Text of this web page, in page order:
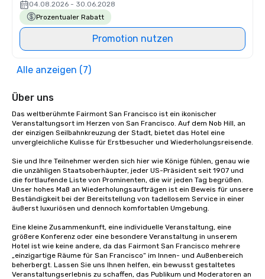
04.08.2026 - 30.06.2028
Prozentualer Rabatt
Promotion nutzen
Alle anzeigen (7)
Über uns
Das weltberühmte Fairmont San Francisco ist ein ikonischer
Veranstaltungsort im Herzen von San Francisco. Auf dem Nob Hill, an
der einzigen Seilbahnkreuzung der Stadt, bietet das Hotel eine
unvergleichliche Kulisse für Erstbesucher und Wiederholungsreisende.
Sie und Ihre Teilnehmer werden sich hier wie Könige fühlen, genau wie
die unzähligen Staatsoberhäupter, jeder US-Präsident seit 1907 und
die fortlaufende Liste von Prominenten, die wir jeden Tag begrüßen.
Unser hohes Maß an Wiederholungsaufträgen ist ein Beweis für unsere
Beständigkeit bei der Bereitstellung von tadellosem Service in einer
äußerst luxuriösen und dennoch komfortablen Umgebung.
Eine kleine Zusammenkunft, eine individuelle Veranstaltung, eine
größere Konferenz oder eine besondere Veranstaltung in unserem
Hotel ist wie keine andere, da das Fairmont San Francisco mehrere
„einzigartige Räume für San Francisco“ im Innen- und Außenbereich
beherbergt. Lassen Sie uns Ihnen helfen, ein bewusst gestaltetes
Veranstaltungserlebnis zu schaffen, das Publikum und Moderatoren an